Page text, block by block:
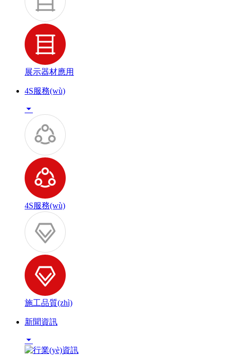
展示器材應用
4S服務(wù)

4S服務(wù)
施工品質(zhì)
新聞資訊
